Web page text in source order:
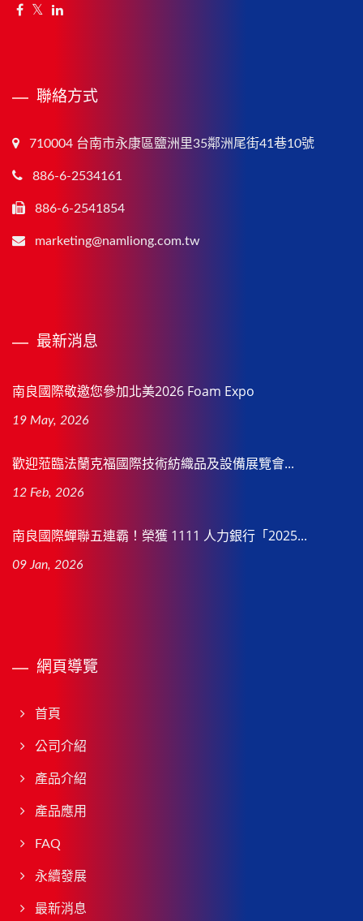
聯絡方式
710004 台南市永康區鹽洲里35鄰洲尾街41巷10號
886-6-2534161
886-6-2541854
marketing@namliong.com.tw
最新消息
南良國際敬邀您參加北美2026 Foam Expo
19 May, 2026
歡迎蒞臨法蘭克福國際技術紡織品及設備展覽會...
12 Feb, 2026
南良國際蟬聯五連霸！榮獲 1111 人力銀行「2025...
09 Jan, 2026
網頁導覽
首頁
公司介紹
產品介紹
產品應用
FAQ
永續發展
最新消息